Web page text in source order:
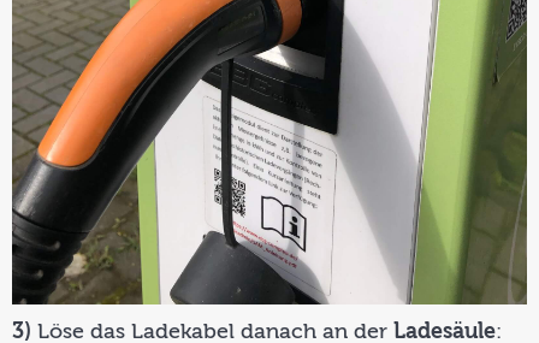
3) Löse das Ladekabel danach an der Ladesäule: